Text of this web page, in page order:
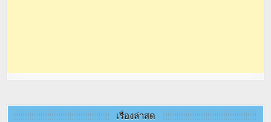
เรื่องล่าสุด